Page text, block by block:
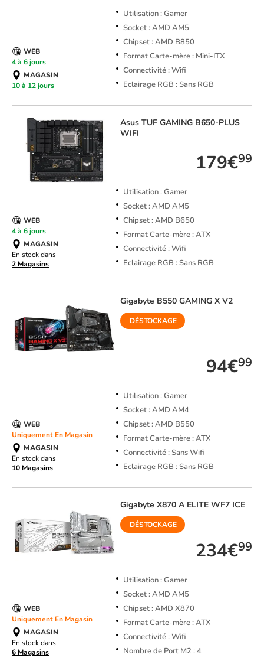
Utilisation : Gamer
Socket : AMD AM5
Chipset : AMD B850
Format Carte-mère : Mini-ITX
Connectivité : Wifi
Eclairage RGB : Sans RGB
WEB
4 à 6 jours
MAGASIN
10 à 12 jours
Asus TUF GAMING B650-PLUS
WIFI
179€99
Utilisation : Gamer
Socket : AMD AM5
Chipset : AMD B650
Format Carte-mère : ATX
Connectivité : Wifi
Eclairage RGB : Sans RGB
WEB
4 à 6 jours
MAGASIN
En stock dans
2 Magasins
Gigabyte B550 GAMING X V2
DÉSTOCKAGE
94€99
Utilisation : Gamer
Socket : AMD AM4
Chipset : AMD B550
Format Carte-mère : ATX
Connectivité : Sans Wifi
Eclairage RGB : Sans RGB
WEB
Uniquement En Magasin
MAGASIN
En stock dans
10 Magasins
Gigabyte X870 A ELITE WF7 ICE
DÉSTOCKAGE
234€99
Utilisation : Gamer
Socket : AMD AM5
Chipset : AMD X870
Format Carte-mère : ATX
Connectivité : Wifi
Nombre de Port M2 : 4
WEB
Uniquement En Magasin
MAGASIN
En stock dans
6 Magasins